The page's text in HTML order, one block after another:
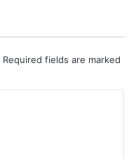
Required fields are marked